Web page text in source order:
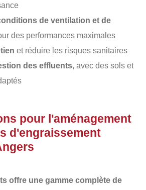
de ventilation et de
des performances maximales
et réduire les risques sanitaires
des effluents, avec des sols et
pour l'aménagement
d'engraissement
offre une gamme complète de